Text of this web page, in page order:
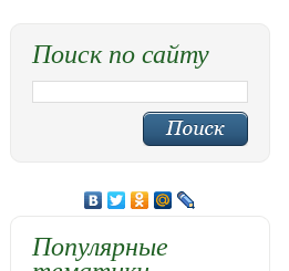
Поиск по сайту
Популярные